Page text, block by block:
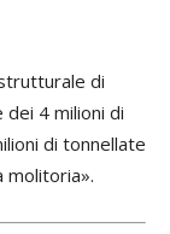
di
4 milioni di
di tonnellate
molitoria».